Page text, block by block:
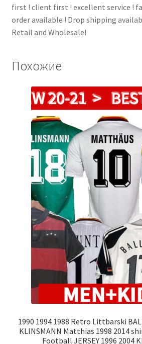
first ! client first ! excellent service !
order available ! Drop shipping
Retail and Wholesale!
Похожие
1990 1994 1988 Retro Littbarski
KLINSMANN Matthias 1998 2014
Football JERSEY 1996 2004